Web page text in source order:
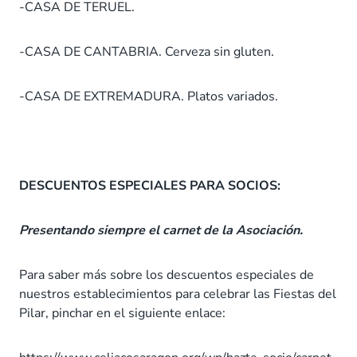
-CASA DE TERUEL.
-CASA DE CANTABRIA. Cerveza sin gluten.
-CASA DE EXTREMADURA. Platos variados.
DESCUENTOS ESPECIALES PARA SOCIOS:
Presentando siempre el carnet de la Asociación.
Para saber más sobre los descuentos especiales de
nuestros establecimientos para celebrar las Fiestas del
Pilar, pinchar en el siguiente enlace: